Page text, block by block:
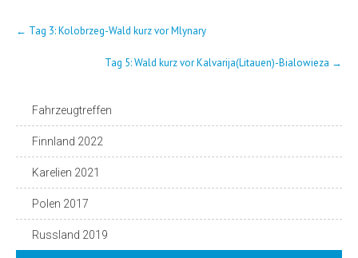
Post
navigation
← Tag 3: Kolobrzeg-Wald kurz vor Mlynary
Tag 5: Wald kurz vor Kalvarija(Litauen)-Bialowieza →
Fahrzeugtreffen
Finnland 2022
Karelien 2021
Polen 2017
Russland 2019